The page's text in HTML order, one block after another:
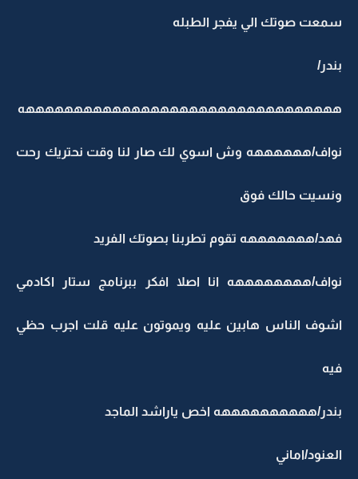
سمعت صوتك الي يفجر الطبله
بندر/
هههههههههههههههههههههههههههههههههه
نواف/ههههههه وش اسوي لك صار لنا وقت نحتريك رحت
ونسيت حالك فوق
فهد/هههههههه تقوم تطربنا بصوتك الفريد
نواف/ههههههههه انا اصلا افكر ببرنامج ستار اكادمي
اشوف الناس هابين عليه ويموتون عليه قلت اجرب حظي
فيه
بندر/ههههههههههه اخص ياراشد الماجد
العنود/اماني